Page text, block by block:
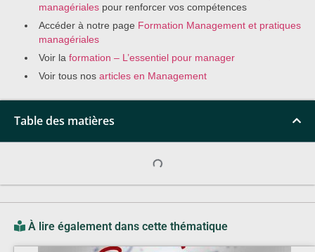
managériales pour renforcer vos compétences
Accéder à notre page Formation Management et pratiques
managériales
Voir la formation – L’essentiel pour manager
Voir tous nos articles en Management
Table des matières
À lire également dans cette thématique